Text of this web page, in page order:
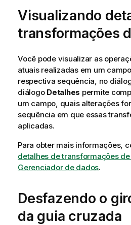
Visualizando
transformações
Você pode visualizar as
atuais realizadas em um
respectiva sequência, no
diálogo Detalhes permite
um campo, quais alterações
sequência em que essas
aplicadas.
Para obter mais informações,
detalhes de transformações
Gerenciador de dados.
Desfazendo o
da guia cruzada